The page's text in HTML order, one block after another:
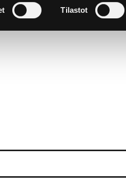
Tilastot